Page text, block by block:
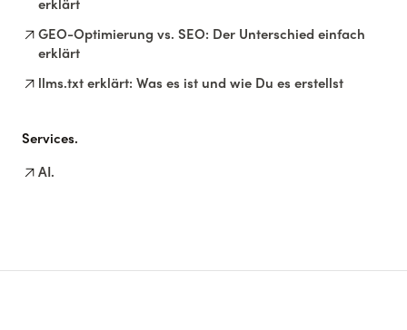
erklärt
arrow_outward GEO-Optimierung vs. SEO: Der Unterschied einfach
erklärt
arrow_outward llms.txt erklärt: Was es ist und wie Du es erstellst
Services.
arrow_outward AI.